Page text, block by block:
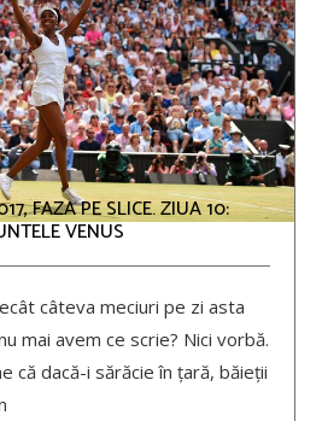
FAZA PE SLICE. ZIUA 10:
VENUS
câteva meciuri pe zi asta
mai avem ce scrie? Nici vorbă.
că dacă-i sărăcie în țară, băieții